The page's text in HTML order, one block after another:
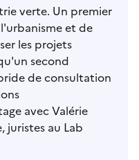
verte. Un premier
et de
les projets
second
de consultation
avec Valérie
juristes au Lab